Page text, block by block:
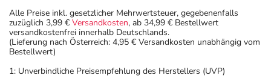
Alle Preise inkl. gesetzlicher Mehrwertsteuer, gegebenenfalls
zuzüglich 3,99 € Versandkosten, ab 34,99 € Bestellwert
versandkostenfrei innerhalb Deutschlands.
(Lieferung nach Österreich: 4,95 € Versandkosten unabhängig vom
Bestellwert)
1: Unverbindliche Preisempfehlung des Herstellers (UVP)